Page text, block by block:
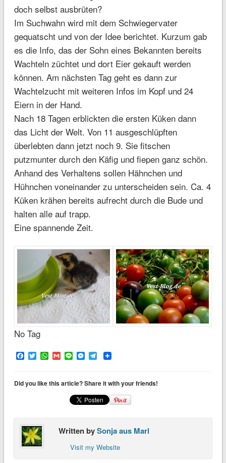
doch selbst ausbrüten?
Im Suchwahn wird mit dem Schwiegervater
gequatscht und von der Idee berichtet. Kurzum gab
es die Info, das der Sohn eines Bekannten bereits
Wachteln züchtet und dort Eier gekauft werden
können. Am nächsten Tag geht es dann zur
Wachtelzucht mit weiteren Infos im Kopf und 24
Eiern in der Hand.
Nach 18 Tagen erblickten die ersten Küken dann
das Licht der Welt. Von 11 ausgeschlüpften
überlebten dann jetzt noch 9. Sie fitschen
putzmunter durch den Käfig und fiepen ganz schön.
Anhand des Verhaltens sollen Hähnchen und
Hühnchen voneinander zu unterscheiden sein. Ca. 4
Küken krähen bereits aufrecht durch die Bude und
halten alle auf trapp.
Eine spannende Zeit.
No Tag
Facebook
TwitterWhatsApp
Gmail
LineMessenger
Telegram
Did you like this article? Share it with your friends!
Written bySonja aus Marl
Visit my Website